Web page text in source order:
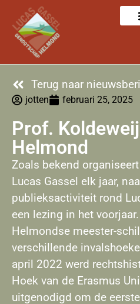
Terug naar
jotten februari 25, 2025
Prof.
Helmond
Zoals bekend
Lucas Gassel elk jaar,
publieksactiviteit rond
een lezing in het
Helmondse meester-
verschillende
april 2022 werd
Hoek van de Erasmus
uitgenodigd om de